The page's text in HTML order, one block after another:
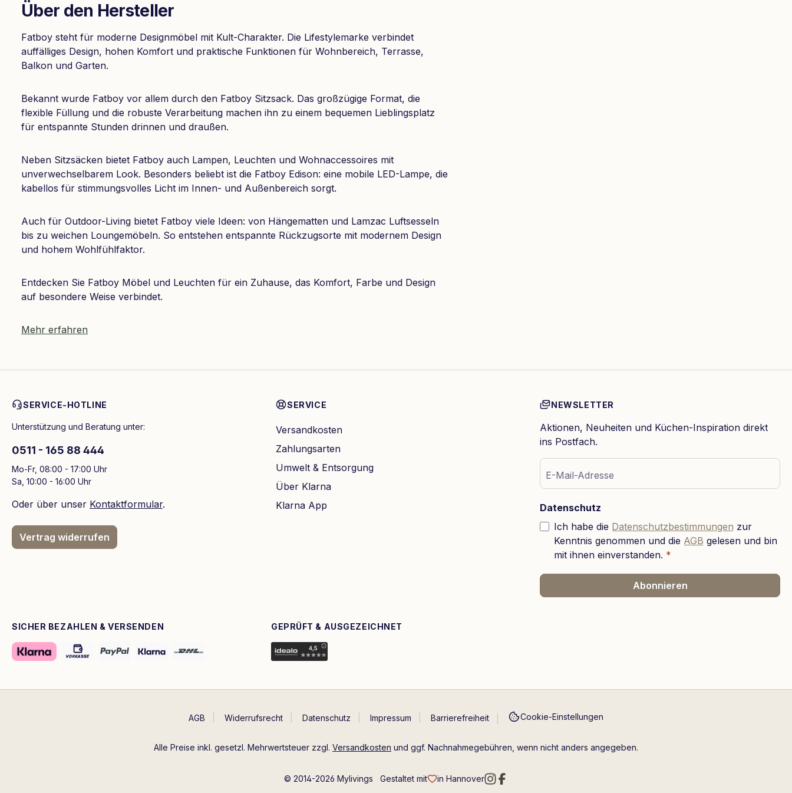
Über den Hersteller
Fatboy steht für moderne Designmöbel mit Kult-Charakter. Die Lifestylemarke verbindet
auffälliges Design, hohen Komfort und praktische Funktionen für Wohnbereich, Terrasse,
Balkon und Garten.
Bekannt wurde Fatboy vor allem durch den Fatboy Sitzsack. Das großzügige Format, die
flexible Füllung und die robuste Verarbeitung machen ihn zu einem bequemen Lieblingsplatz
für entspannte Stunden drinnen und draußen.
Neben Sitzsäcken bietet Fatboy auch Lampen, Leuchten und Wohnaccessoires mit
unverwechselbarem Look. Besonders beliebt ist die Fatboy Edison: eine mobile LED-Lampe, die
kabellos für stimmungsvolles Licht im Innen- und Außenbereich sorgt.
Auch für Outdoor-Living bietet Fatboy viele Ideen: von Hängematten und Lamzac Luftsesseln
bis zu weichen Loungemöbeln. So entstehen entspannte Rückzugsorte mit modernem Design
und hohem Wohlfühlfaktor.
Entdecken Sie Fatboy Möbel und Leuchten für ein Zuhause, das Komfort, Farbe und Design
auf besondere Weise verbindet.
Mehr erfahren
SERVICE-HOTLINE
Unterstützung und Beratung unter:
0511 - 165 88 444
Mo-Fr, 08:00 - 17:00 Uhr
Sa, 10:00 - 16:00 Uhr
Oder über unser Kontaktformular.
Vertrag widerrufen
SERVICE
Versandkosten
Zahlungsarten
Umwelt & Entsorgung
Über Klarna
Klarna App
NEWSLETTER
Aktionen, Neuheiten und Küchen-Inspiration direkt
ins Postfach.
E-Mail-Adresse
Datenschutz
Ich habe die Datenschutzbestimmungen zur
Kenntnis genommen und die AGB gelesen und bin
mit ihnen einverstanden. *
Abonnieren
SICHER BEZAHLEN & VERSENDEN GEPRÜFT & AUSGEZEICHNET
AGB Widerrufsrecht Datenschutz Impressum Barrierefreiheit Cookie-Einstellungen
Alle Preise inkl. gesetzl. Mehrwertsteuer zzgl. Versandkosten und ggf. Nachnahmegebühren, wenn nicht anders angegeben.
© 2014-2026 Mylivings Gestaltet mit in Hannover